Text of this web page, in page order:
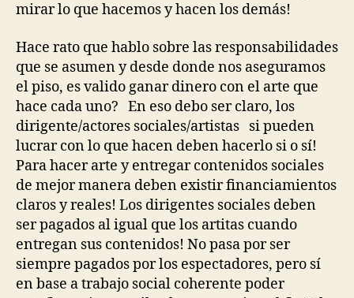
mirar lo que hacemos y hacen los demás!
Hace rato que hablo sobre las responsabilidades
que se asumen y desde donde nos aseguramos
el piso, es valido ganar dinero con el arte que
hace cada uno? En eso debo ser claro, los
dirigente/actores sociales/artistas si pueden
lucrar con lo que hacen deben hacerlo si o sí!
Para hacer arte y entregar contenidos sociales
de mejor manera deben existir financiamientos
claros y reales! Los dirigentes sociales deben
ser pagados al igual que los artitas cuando
entregan sus contenidos! No pasa por ser
siempre pagados por los espectadores, pero sí
en base a trabajo social coherente poder